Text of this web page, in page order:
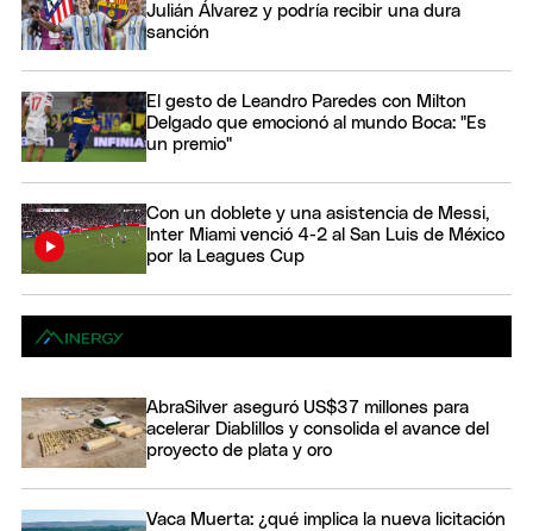
Julián Álvarez y podría recibir una dura
sanción
El gesto de Leandro Paredes con Milton
Delgado que emocionó al mundo Boca: "Es
un premio"
Con un doblete y una asistencia de Messi,
Inter Miami venció 4-2 al San Luis de México
por la Leagues Cup
AbraSilver aseguró US$37 millones para
acelerar Diablillos y consolida el avance del
proyecto de plata y oro
Vaca Muerta: ¿qué implica la nueva licitación